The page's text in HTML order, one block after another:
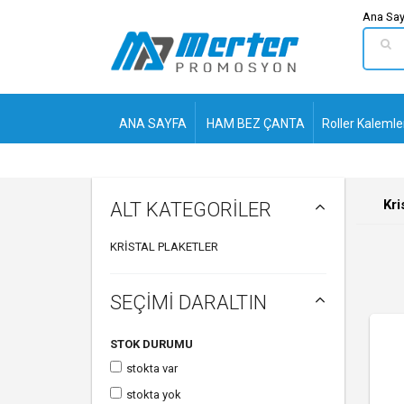
Ana
ANA SAYFA HAM BEZ ÇANTA Roller
ALT KATEGORİLER
KRISTAL PLAKETLER
SEÇİMİ DARALTIN
STOK DURUMU
stokta var
stokta yok